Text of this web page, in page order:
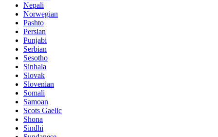
Nepali
Norwegian
Pashto
Persian
Punjabi
Serbian
Sesotho
Sinhala
Slovak
Slovenian
Somali
Samoan
Scots Gaelic
Shona
Sindhi